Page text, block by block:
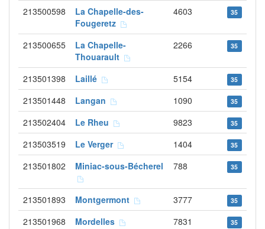
213500598
La Chapelle-des-
Fougeretz
4603 35
213500655
La Chapelle-
Thouarault
2266 35
213501398 Laillé 5154 35
213501448 Langan 1090 35
213502404 Le Rheu 9823 35
213503519 Le Verger 1404 35
213501802 Miniac-sous-Bécherel 788 35
213501893 Montgermont 3777 35
213501968 Mordelles 7831 35